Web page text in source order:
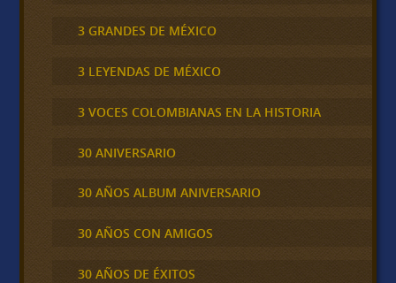
3 GRANDES DE MÉXICO
3 LEYENDAS DE MÉXICO
3 VOCES COLOMBIANAS EN LA HISTORIA
30 ANIVERSARIO
30 AÑOS ALBUM ANIVERSARIO
30 AÑOS CON AMIGOS
30 AÑOS DE ÉXITOS